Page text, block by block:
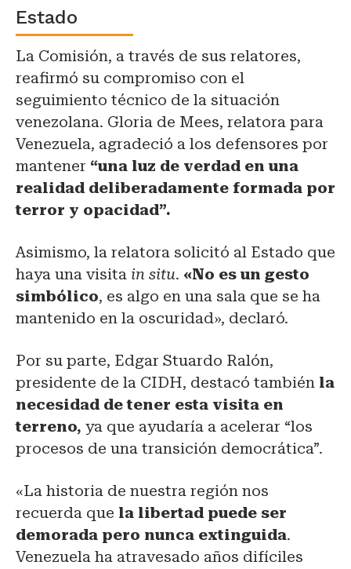
Estado
La Comisión, a través de sus relatores,
reafirmó su compromiso con el
seguimiento técnico de la situación
venezolana. Gloria de Mees, relatora para
Venezuela, agradeció a los defensores por
mantener “una luz de verdad en una
realidad deliberadamente formada por
terror y opacidad”.
Asimismo, la relatora solicitó al Estado que
haya una visita in situ. «No es un gesto
simbólico, es algo en una sala que se ha
mantenido en la oscuridad», declaró.
Por su parte, Edgar Stuardo Ralón,
presidente de la CIDH, destacó también la
necesidad de tener esta visita en
terreno, ya que ayudaría a acelerar “los
procesos de una transición democrática”.
«La historia de nuestra región nos
recuerda que la libertad puede ser
demorada pero nunca extinguida.
Venezuela ha atravesado años difíciles